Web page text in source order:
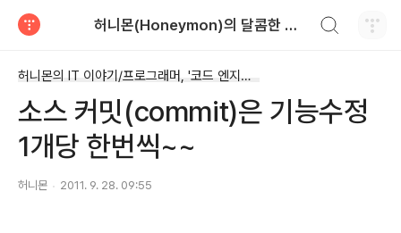
허니몬(Honeymon)의 달콤한 비행
허니몬의 IT 이야기/프로그래머, '코드 엔지니어'
소스 커밋(commit)은 기능수정
1개당 한번씩~~
허니몬 2011. 9. 28. 09:55